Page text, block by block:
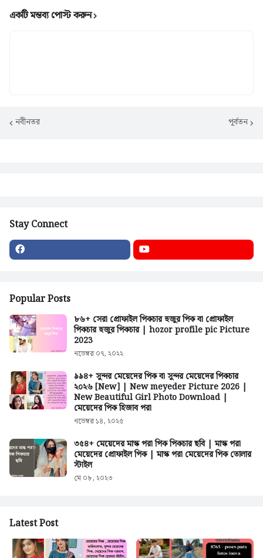
একটি মন্তব্য পোস্ট করুন
নবীনতর পূর্বতন
Stay Connect
Popular Posts
৮৬+ সেরা প্রোফাইল পিকচার হুজুর পিক বা প্রোফাইল
পিকচার হুজুর পিকচার | hozor profile pic Picture
2023
নভেম্বর ০৭, ২০২২
৯৯৪+ সুন্দর মেয়েদের পিক বা সুন্দর মেয়েদের পিকচার
২০২৬ [New] | New meyeder Picture 2026 |
New Beautiful Girl Photo Download |
মেয়েদের পিক হিজাব পরা
নভেম্বর ১৪, ২০২৫
৩৫৪+ মেয়েদের মাস্ক পরা পিক পিকচার ছবি | মাস্ক পরা
মেয়েদের প্রোফাইল পিক | মাস্ক পরা মেয়েদের পিক তোলার
স্টাইল
মে ০৮, ২০২৩
Latest Post